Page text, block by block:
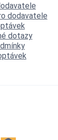
dodavatele
dotazy